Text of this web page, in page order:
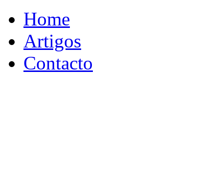
Home
Artigos
Contacto